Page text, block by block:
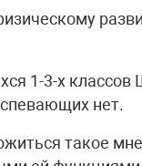
1-3-х
нет.
такое